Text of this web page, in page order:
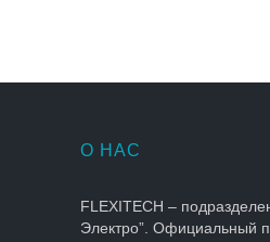
О НАС
FLEXITECH –
Электро”. Официальный